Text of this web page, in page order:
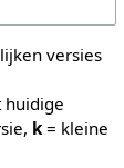
versies
k= kleine